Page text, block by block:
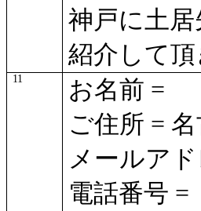
神戸に土
紹介して
11
お名前 =
ご住所 =
メールア
電話番号 =